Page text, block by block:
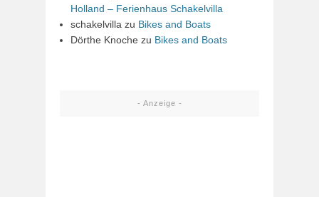
Holland – Ferienhaus Schakelvilla
schakelvilla zu Bikes and Boats
Dörthe Knoche zu Bikes and Boats
- Anzeige -